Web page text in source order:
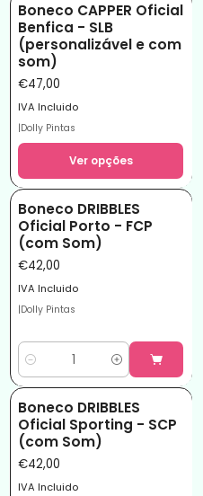
Boneco CAPPER Oficial
Benfica - SLB
(personalizável e com
som)
€47,00
IVA Incluido
|Dolly Pintas
Ver opções
Boneco DRIBBLES
Oficial Porto - FCP
(com Som)
€42,00
IVA Incluido
|Dolly Pintas
Quantidade
Boneco DRIBBLES
Oficial Sporting - SCP
(com Som)
€42,00
IVA Incluido